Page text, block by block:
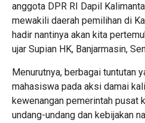
anggota DPR RI Dapil
mewakili daerah pemilihan di
hadir nantinya akan kita
ujar Supian HK, Banjarmasin,
Menurutnya, berbagai tuntutan
mahasiswa pada aksi damai
kewenangan pemerintah pusat
undang-undang dan kebijakan